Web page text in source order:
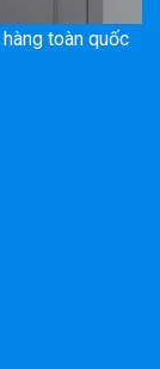
toàn quốc